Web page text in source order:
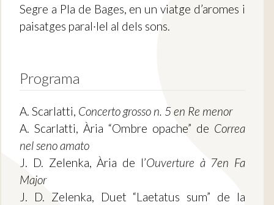
Segre a Pla de Bages, en un viatge d’aromes i
paisatges paral·lel al dels sons.
Programa
A. Scarlatti, Concerto grosso n. 5 en Re menor
A. Scarlatti, Ària “Ombre opache” de Correa
nel seno amato
J. D. Zelenka, Ària de l’Ouverture à 7en Fa
Major
J. D. Zelenka, Duet “Laetatus sum” de la